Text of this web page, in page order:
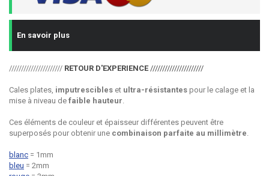
En savoir plus
////////////////////// RETOUR D'EXPERIENCE //////////////////////
Cales plates, imputrescibles et ultra-résistantes pour le calage et la
mise à niveau de faible hauteur.
Ces éléments de couleur et épaisseur différentes peuvent être
superposés pour obtenir une combinaison parfaite au millimètre.
blanc = 1mm
bl eu = 2mm